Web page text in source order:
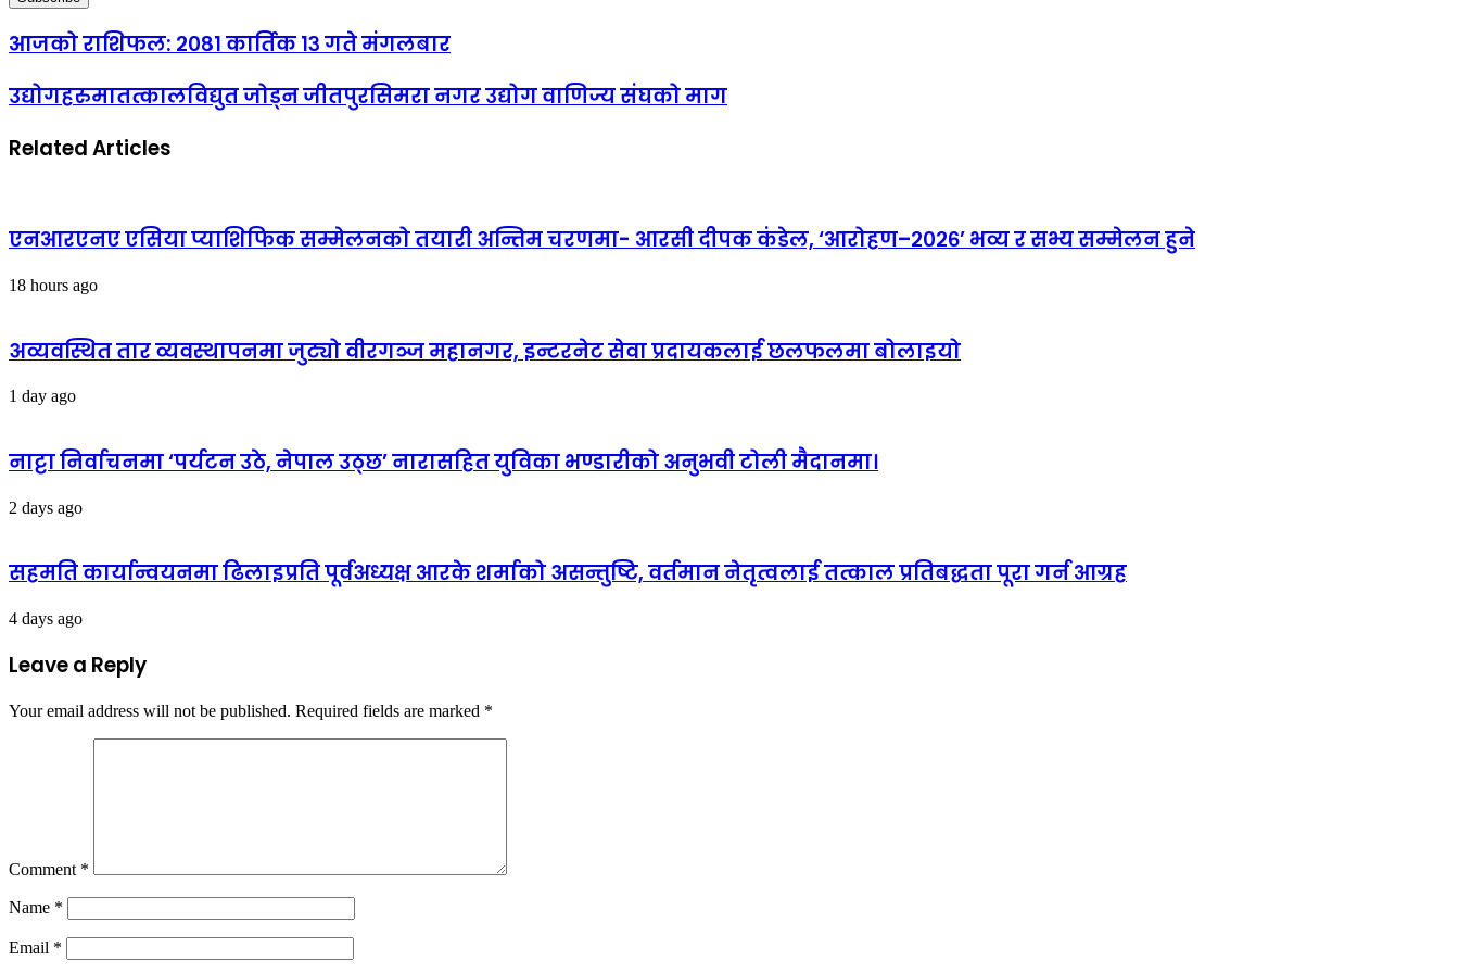
आजको राशिफल: २०८१ कार्तिक १३ गते मंगलबार
उद्योगहरुमातत्कालविद्युत जोड्न जीतपुरसिमरा नगर उद्योग वाणिज्य संघको माग
Related Articles
एनआरएनए एसिया प्याशिफिक सम्मेलनको तयारी अन्तिम चरणमा- आरसी दीपक कंडेल, ‘आरोहण–२०२६’ भव्य र सभ्य सम्मेलन हुने
18 hours ago
अव्यवस्थित तार व्यवस्थापनमा जुट्यो वीरगञ्ज महानगर, इन्टरनेट सेवा प्रदायकलाई छलफलमा बोलाइयो
1 day ago
नाट्टा निर्वाचनमा ‘पर्यटन उठे, नेपाल उठ्छ’ नारासहित युविका भण्डारीको अनुभवी टोली मैदानमा।
2 days ago
सहमति कार्यान्वयनमा ढिलाइप्रति पूर्वअध्यक्ष आरके शर्माको असन्तुष्टि, वर्तमान नेतृत्वलाई तत्काल प्रतिबद्धता पूरा गर्न आग्रह
4 days ago
Leave a Reply
Your email address will not be published. Required fields are marked *
Comment *
Name *
Email *